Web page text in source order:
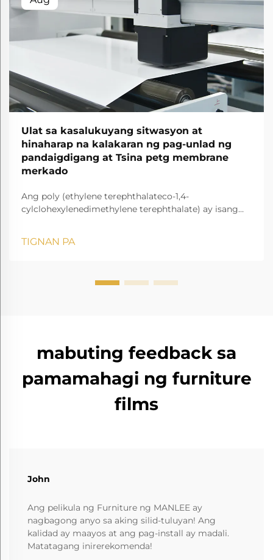
Ulat sa kasalukuyang sitwasyon at
hinaharap na kalakaran ng pag-unlad ng
pandaigdigang at Tsina petg membrane
merkado
Ang poly (ethylene terephthalateco-1,4-
cylclohexylenedimethylene terephthalate) ay isang
TIGNAN PA
mabuting feedback sa
pamamahagi ng furniture
films
John
Ang pelikula ng Furniture ng MANLEE ay
nagbagong anyo sa aking silid-tuluyan! Ang
kalidad ay maayos at ang pag-install ay madali.
Matatagang inirerekomenda!